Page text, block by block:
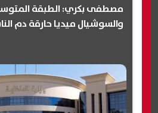
مصطفى بكري: الطبقة
والسوشيال ميديا حارقة دم